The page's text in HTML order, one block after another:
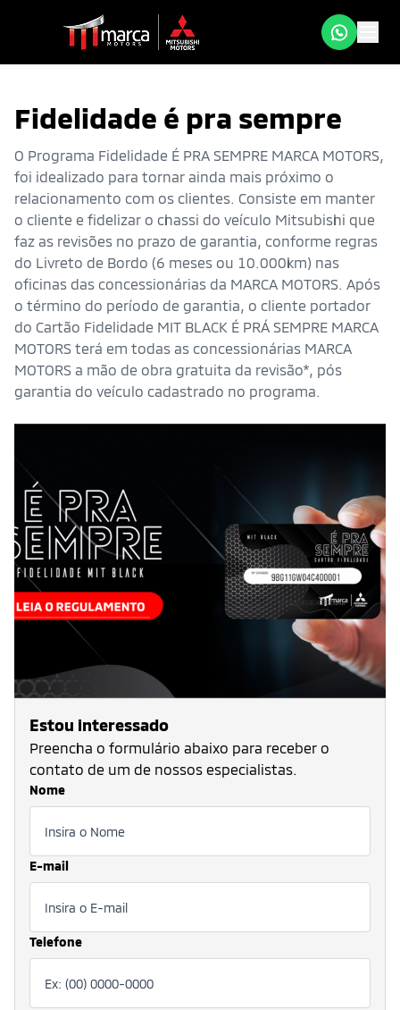
Fidelidade é pra sempre
O Programa Fidelidade É PRA SEMPRE MARCA MOTORS,
foi idealizado para tornar ainda mais próximo o
relacionamento com os clientes. Consiste em manter
o cliente e fidelizar o chassi do veículo Mitsubishi que
faz as revisões no prazo de garantia, conforme regras
do Livreto de Bordo (6 meses ou 10.000km) nas
oficinas das concessionárias da MARCA MOTORS. Após
o término do período de garantia, o cliente portador
do Cartão Fidelidade MIT BLACK É PRÁ SEMPRE MARCA
MOTORS terá em todas as concessionárias MARCA
MOTORS a mão de obra gratuita da revisão*, pós
garantia do veículo cadastrado no programa.
Estou interessado
Preencha o formulário abaixo para receber o
contato de um de nossos especialistas.
Nome
E-mail
Telefone